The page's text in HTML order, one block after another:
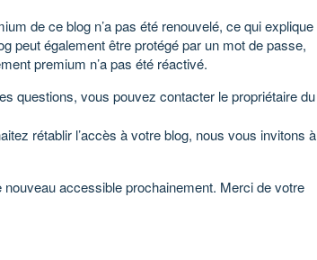
de ce blog n’a pas été renouvelé, ce qui explique
peut également être protégé par un mot de passe,
premium n’a pas été réactivé.
questions, vous pouvez contacter le propriétaire du
rétablir l’accès à votre blog, nous vous invitons à
accessible prochainement. Merci de votre